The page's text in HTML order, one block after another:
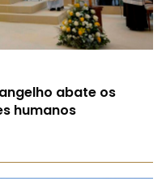
abate os
humanos